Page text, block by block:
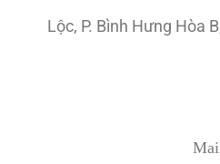
Lộc, P. Bình Hưng Hòa